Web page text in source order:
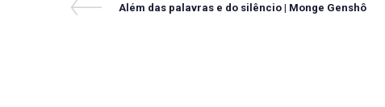
Navegação
Previous
Além das palavras e do silêncio | Monge Genshô